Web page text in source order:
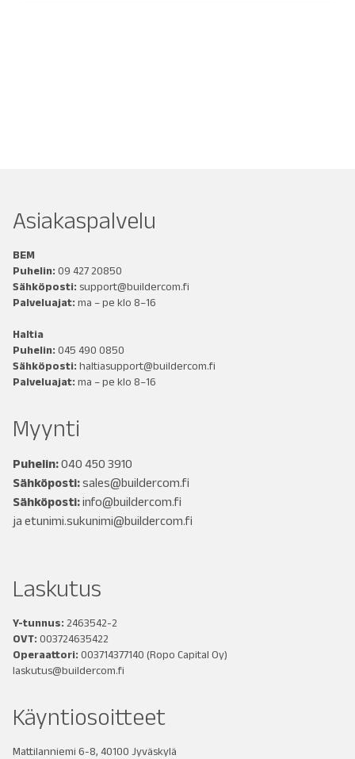
Asiakaspalvelu
BEM
Puhelin: 09 427 20850
Sähköposti: support@buildercom.fi
Palveluajat: ma – pe klo 8–16
Haltia
Puhelin: 045 490 0850
Sähköposti: haltiasupport@buildercom.fi
Palveluajat: ma – pe klo 8–16
Myynti
Puhelin:040 450 3910
Sähköposti:sales@buildercom.fi
Sähköposti:info@buildercom.fi
ja etunimi.sukunimi@buildercom.fi
Laskutus
Y-tunnus: 2463542-2
OVT: 003724635422
Operaattori: 003714377140 (Ropo Capital Oy)
laskutus@buildercom.fi
Käyntiosoitteet
Mattilanniemi 6-8, 40100 Jyväskylä